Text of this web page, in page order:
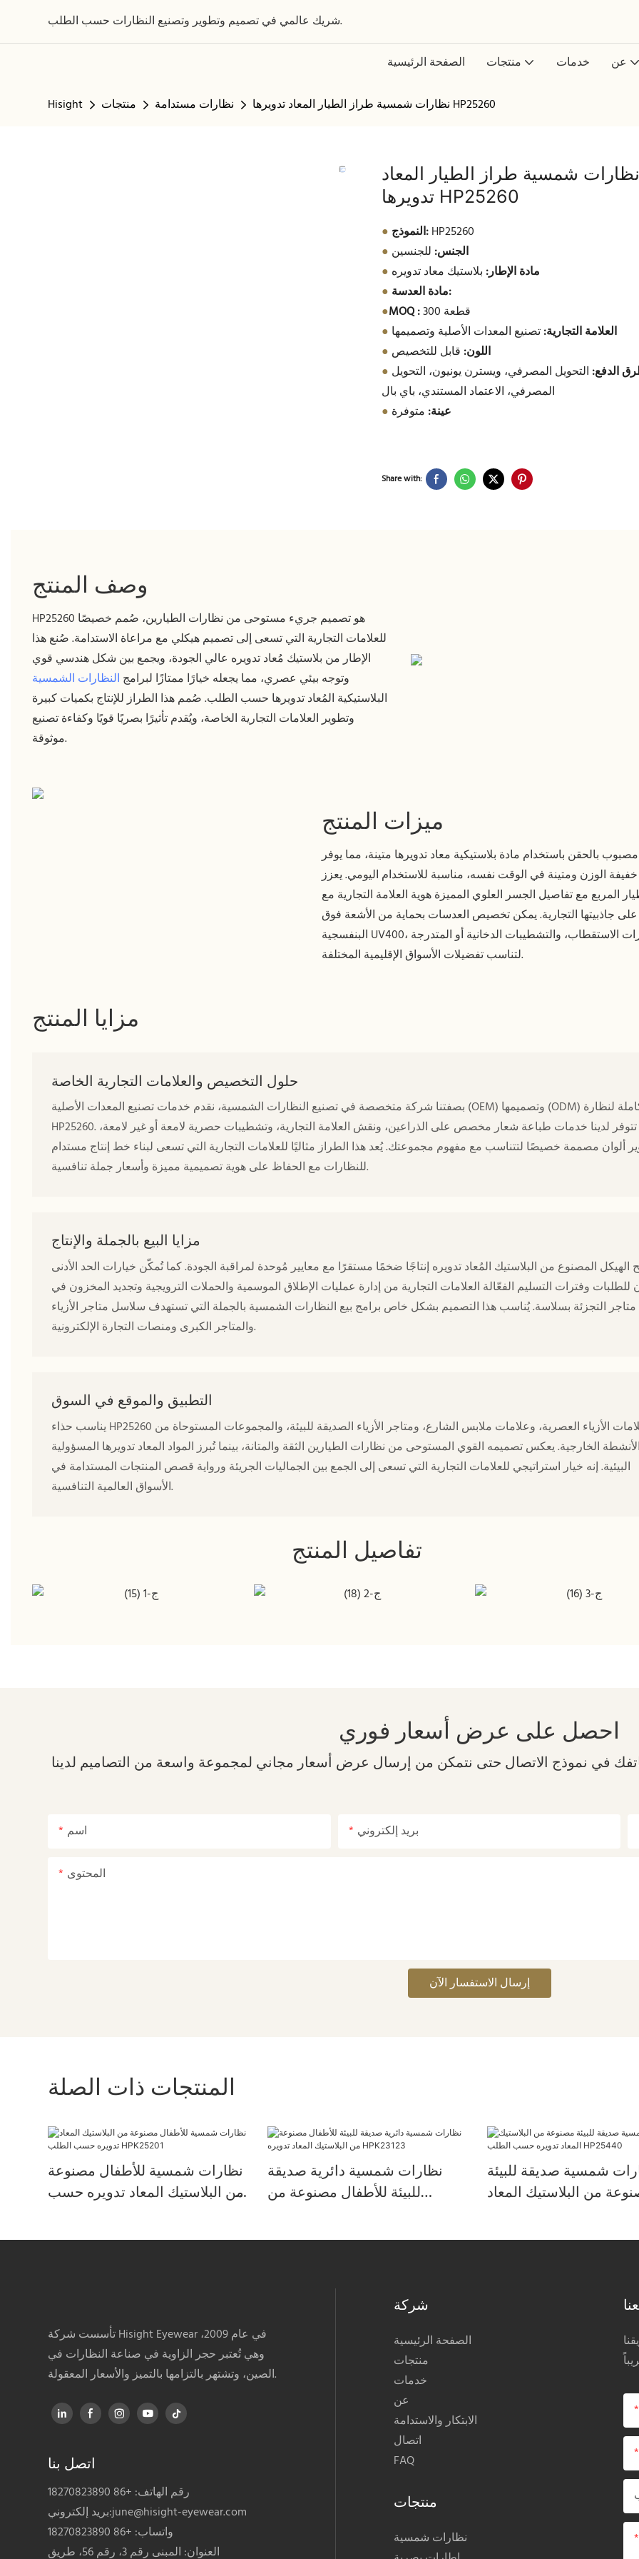
شريك عالمي في تصميم وتطوير وتصنيع النظارات حسب الطلب.
الصفحة الرئيسية منتجات خدمات عن
Hisight منتجات نظارات مستدامة نظارات شمسية طراز الطيار المعاد تدويرها HP25260
نظارات شمسية طراز الطيار المعاد
تدويرها HP25260
● النموذج:HP25260
●
الجنس: للجنسين
●
مادة الإطار: بلاستيك معاد تدويره
●
مادة العدسة:
●MOQ :
300 قطعة
●
العلامة التجارية:تصنيع المعدات الأصلية وتصميمها
●
اللون: قابل للتخصيص
●
الدفع: التحويل المصرفي، ويسترن يونيون، التحويل
المصرفي، الاعتماد المستندي، باي بال
●
عينة: متوفرة
Share with:
وصف المنتج
HP25260 هو تصميم جريء مستوحى من نظارات الطيارين، صُمم خصيصًا
للعلامات التجارية التي تسعى إلى تصميم هيكلي مع مراعاة الاستدامة. صُنع هذا
الإطار من بلاستيك مُعاد تدويره عالي الجودة، ويجمع بين شكل هندسي قوي
وتوجه بيئي عصري، مما يجعله خيارًا ممتازًا لبرامج النظارات الشمسية
البلاستيكية المُعاد تدويرها حسب الطلب. صُمم هذا الطراز للإنتاج بكميات كبيرة
وتطوير العلامات التجارية الخاصة، ويُقدم تأثيرًا بصريًا قويًا وكفاءة تصنيع
موثوقة.
ميزات المنتج
مصبوب بالحقن باستخدام مادة بلاستيكية معاد تدويرها متينة، مما يوفر
خفيفة الوزن ومتينة في الوقت نفسه، مناسبة للاستخدام اليومي. يعزز
المربع مع تفاصيل الجسر العلوي المميزة هوية العلامة التجارية مع
جاذبيتها التجارية. يمكن تخصيص العدسات بحماية من الأشعة فوق
البنفسجية UV400، وخيارات الاستقطاب، والتشطيبات الدخانية أو المتدرجة
لتناسب تفضيلات الأسواق الإقليمية المختلفة.
مزايا المنتج
حلول التخصيص والعلامات التجارية الخاصة
بصفتنا شركة متخصصة في تصنيع النظارات الشمسية، نقدم خدمات تصنيع المعدات الأصلية (OEM) وتصميمها (ODM) المتكاملة لنظارة
HP25260. تتوفر لدينا خدمات طباعة شعار مخصص على الذراعين، ونقش العلامة التجارية، وتشطيبات حصرية لامعة أو غير لامعة،
ألوان مصممة خصيصًا لتتناسب مع مفهوم مجموعتك. يُعد هذا الطراز مثاليًا للعلامات التجارية التي تسعى لبناء خط إنتاج مستدام
للنظارات مع الحفاظ على هوية تصميمية مميزة وأسعار جملة تنافسية.
مزايا البيع بالجملة والإنتاج
الهيكل المصنوع من البلاستيك المُعاد تدويره إنتاجًا ضخمًا مستقرًا مع معايير مُوحدة لمراقبة الجودة. كما تُمكّن خيارات الحد الأدنى
للطلبات وفترات التسليم الفعّالة العلامات التجارية من إدارة عمليات الإطلاق الموسمية والحملات الترويجية وتجديد المخزون في
متاجر التجزئة بسلاسة. يُناسب هذا التصميم بشكل خاص برامج بيع النظارات الشمسية بالجملة التي تستهدف سلاسل متاجر الأزياء
والمتاجر الكبرى ومنصات التجارة الإلكترونية.
التطبيق والموقع في السوق
يناسب حذاء HP25260 علامات الأزياء العصرية، وعلامات ملابس الشارع، ومتاجر الأزياء الصديقة للبيئة، والمجموعات المستوحاة من
الأنشطة الخارجية. يعكس تصميمه القوي المستوحى من نظارات الطيارين الثقة والمتانة، بينما تُبرز المواد المعاد تدويرها المسؤولية
البيئية. إنه خيار استراتيجي للعلامات التجارية التي تسعى إلى الجمع بين الجماليات الجريئة ورواية قصص المنتجات المستدامة في
الأسواق العالمية التنافسية.
تفاصيل المنتج
احصل على عرض أسعار فوري
اسم بريد إلكتروني
المحتوى
إرسال الاستفسار الآن
المنتجات ذات الصلة
نظارات شمسية للأطفال مصنوعة
من البلاستيك المعاد تدويره حسب
نظارات شمسية دائرية صديقة
للبيئة للأطفال مصنوعة من
شمسية صديقة للبيئة
من البلاستيك المعاد
تأسست شركة Hisight Eyewear في عام 2009،
وهي تُعتبر حجر الزاوية في صناعة النظارات في
الصين، وتشتهر بالتزامها بالتميز والأسعار المعقولة.
اتصل بنا
رقم الهاتف: +86 18270823890
بريد إلكتروني:june@hisight-eyewear.com
واتساب: +86 18270823890
العنوان: المبنى رقم 3، رقم 56، طريق
شركة
الصفحة الرئيسية
منتجات
خدمات
عن
الابتكار والاستدامة
اتصال
FAQ
منتجات
نظارات شمسية